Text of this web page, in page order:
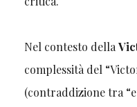
Nel contesto della
complessità del
(contraddizione tra